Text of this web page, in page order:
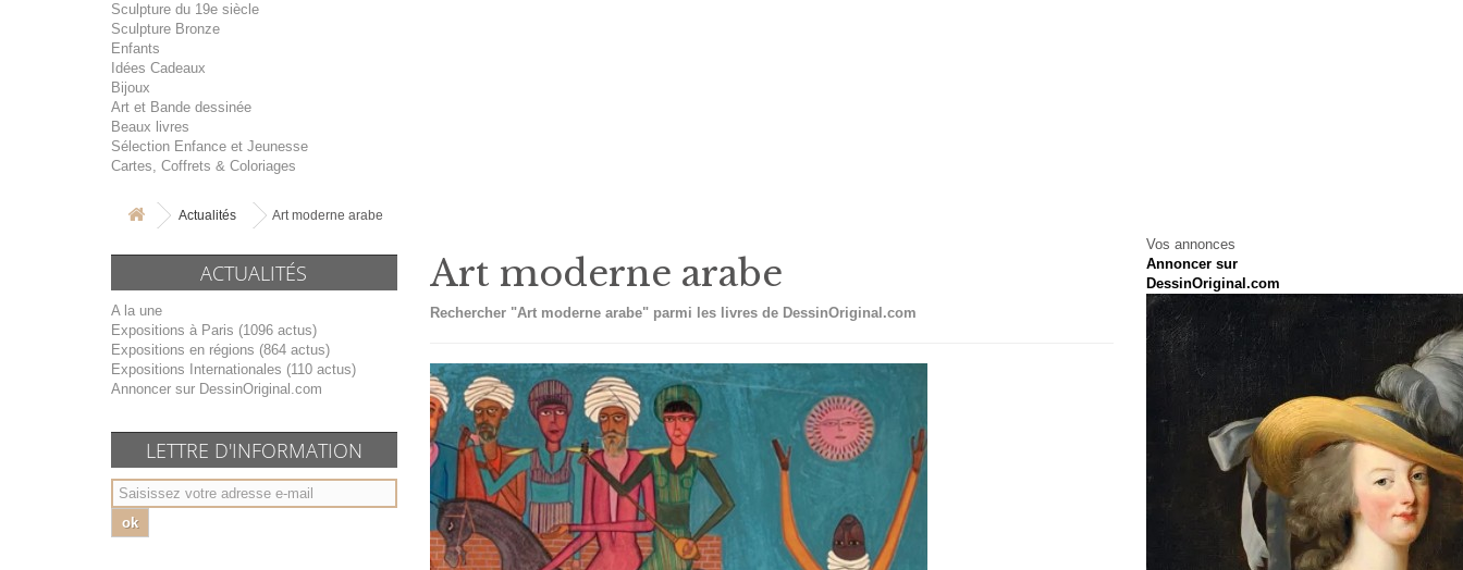
Sculpture du 19e siècle
Sculpture Bronze
Enfants
Idées Cadeaux
Bijoux
Art et Bande dessinée
Beaux livres
Sélection Enfance et Jeunesse
Cartes, Coffrets & Coloriages
Actualités Art moderne arabe
ACTUALITÉS
A la une
Expositions à Paris (1096 actus)
Expositions en régions (864 actus)
Expositions Internationales (110 actus)
Annoncer sur DessinOriginal.com
LETTRE D'INFORMATION
ok
Art moderne arabe
Rechercher "Art moderne arabe" parmi les livres de DessinOriginal.com
Vos annonces
Annoncer sur
DessinOriginal.com